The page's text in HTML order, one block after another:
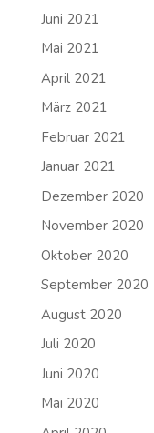
Juni 2021
Mai 2021
April 2021
März 2021
Februar 2021
Januar 2021
Dezember 2020
November 2020
Oktober 2020
September 2020
August 2020
Juli 2020
Juni 2020
Mai 2020